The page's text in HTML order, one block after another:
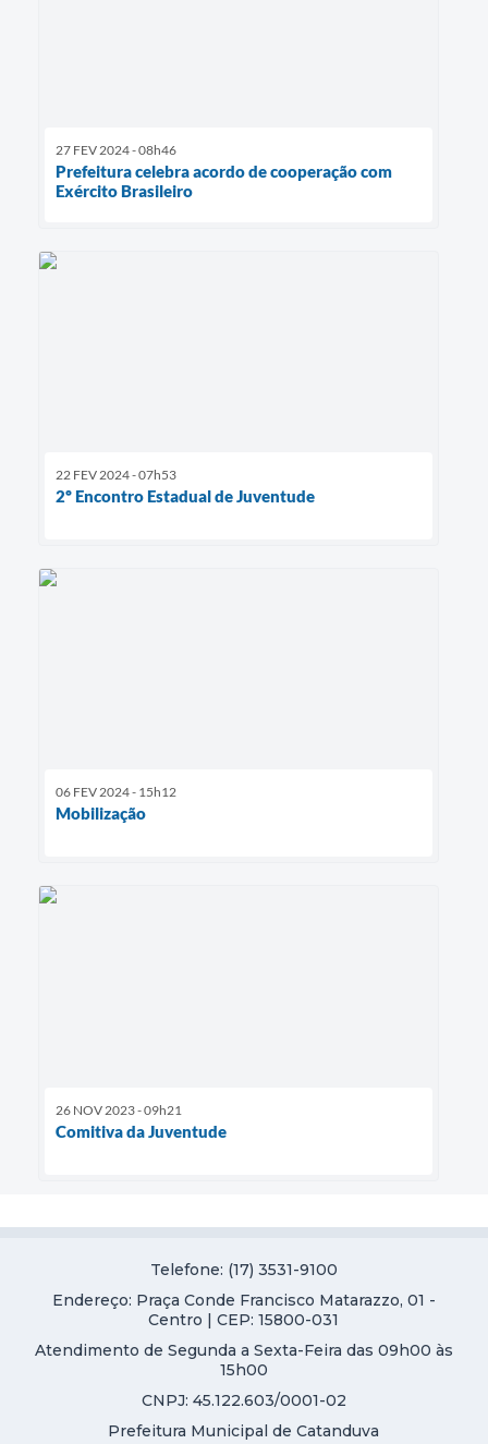
27 FEV 2024 - 08h46
Prefeitura celebra acordo de cooperação com
Exército Brasileiro
22 FEV 2024 - 07h53
2º Encontro Estadual de Juventude
06 FEV 2024 - 15h12
Mobilização
26 NOV 2023 - 09h21
Comitiva da Juventude
Telefone: (17) 3531-9100
Endereço: Praça Conde Francisco Matarazzo, 01 -
Centro | CEP: 15800-031
Atendimento de Segunda a Sexta-Feira das 09h00 às
15h00
CNPJ: 45.122.603/0001-02
Prefeitura Municipal de Catanduva